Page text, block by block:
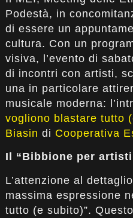
Podestà, in
di essere un
cultura. Con un
visiva, l’evento di
di incontri con artisti,
una in particolare
musicale moderna:
vogliono blastare tutto
Biasin di Cooperativa
Il “Bibbione per
L’attenzione al
massima espressione
tutto (e subito)”.